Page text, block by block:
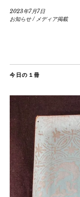
2023年7月7日
お知らせ/ メディア掲載
今日の１冊